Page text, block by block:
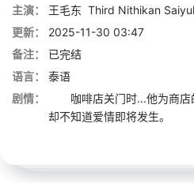
主演：
王毛东 Third Nithikan
更新：
2025-11-30 03:47
备注：
已完结
语言：
泰语
剧情：
咖啡店关门时...他为商店
却不知道爱情即将发生。